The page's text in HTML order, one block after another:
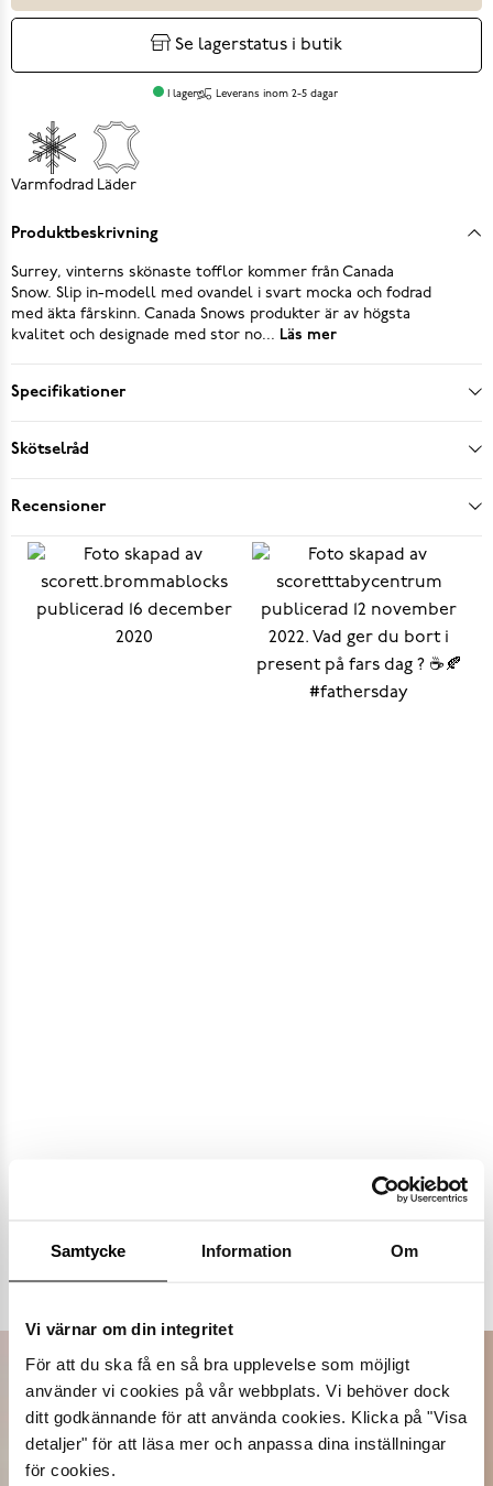
Samtycke Information Om
Vi värnar om din integritet
För att du ska få en så bra upplevelse som möjligt
använder vi cookies på vår webbplats. Vi behöver dock
ditt godkännande för att använda cookies. Klicka på "Visa
detaljer" för att läsa mer och anpassa dina inställningar
för cookies.
Se lagerstatus i butik
I lager Leverans inom 2-5 dagar
Varmfodrad Läder
Produktbeskrivning
Surrey, vinterns skönaste tofflor kommer från Canada
Snow. Slip in-modell med ovandel i svart mocka och fodrad
med äkta fårskinn. Canada Snows produkter är av högsta
kvalitet och designade med stor no... Läs mer
Specifikationer
Skötselråd
Recensioner